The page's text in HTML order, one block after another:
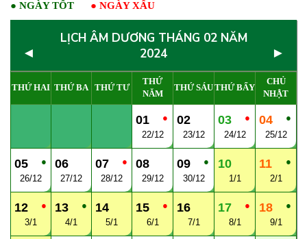
● NGÀY TỐT ● NGÀY XẤU
◄
LỊCH ÂM DƯƠNG THÁNG 02 NĂM
2024
►
THỨ HAI THỨ BA THỨ TƯ
THỨ
NĂM
THỨ SÁUTHỨ BẨY
CHỦ
NHẬT
●
01
22/12
02
23/12
●
03
24/12
●
04
25/12
●
05
26/12
06
27/12
●
07
28/12
08
29/12
●
09
30/12
10
1/1
●
11
2/1
●
12
3/1
●
13
4/1
14
5/1
●
15
6/1
16
7/1
●
17
8/1
●
18
9/1